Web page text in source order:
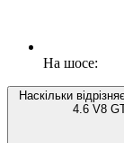
На шосе:
Наскільки
4.6 V8